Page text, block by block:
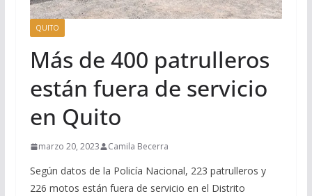
QUITO
Más de 400 patrulleros
están fuera de servicio
en Quito
marzo 20, 2023 Camila Becerra
Según datos de la Policía Nacional, 223 patrulleros y
226 motos están fuera de servicio en el Distrito